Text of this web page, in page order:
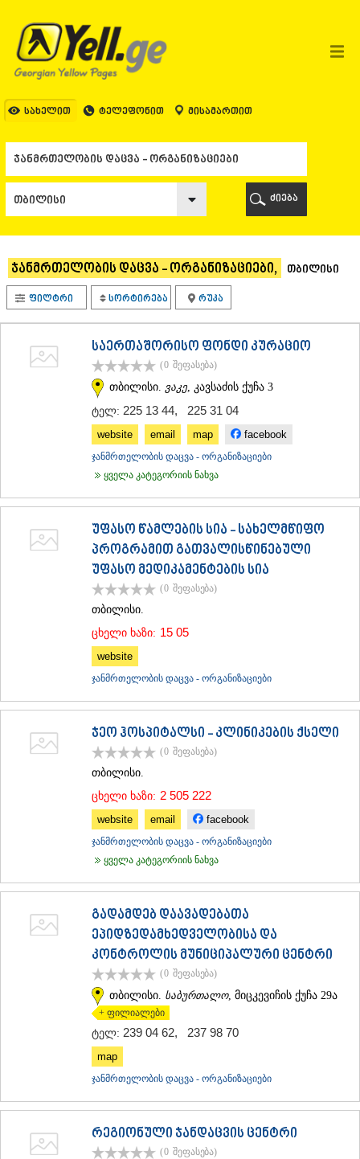
სახელით ტელეფონით მისამართით
ᲗᲑᲘᲚᲘᲡᲘ
ᲗᲑᲘᲚᲘᲡᲘ
ᲐᲤᲮᲐᲖᲔᲗᲘ
ᲒᲐᲚᲘ
ᲑᲐᲗᲣᲛᲘ
ᲥᲝᲑᲣᲚᲔᲗᲘ
ᲨᲣᲐᲮᲔᲕᲘ
ᲩᲐᲥᲕᲘ
ᲝᲖᲣᲠᲒᲔᲗᲘ
ᲩᲝᲮᲐᲢᲐᲣᲠᲘ
ᲣᲠᲔᲙᲘ
ᲘᲛᲔᲠᲔᲗᲘ
ᲑᲐᲦᲓᲐᲗᲘ
ᲖᲔᲡᲢᲐᲤᲝᲜᲘ
ᲮᲝᲜᲘ
ᲐᲮᲛᲔᲢᲐ
ᲒᲣᲠᲯᲐᲐᲜᲘ
ᲓᲔᲓᲝᲤᲚᲘᲡᲬᲧᲐᲠᲝ
ᲛᲪᲮᲔᲗᲐ–ᲛᲗᲘᲐᲜᲔᲗᲘ
ᲓᲣᲨᲔᲗᲘ
ᲛᲪᲮᲔᲗᲐ
ᲡᲢᲔᲤᲐᲜᲬᲛᲘᲜᲓᲐ (ᲧᲐᲖᲑᲔᲒᲘ)
ᲠᲐᲭᲐ-ᲚᲔᲩᲮᲣᲛᲘ/ᲥᲕᲔᲛᲝ ᲡᲕᲐᲜᲔᲗᲘ
ᲐᲛᲑᲠᲝᲚᲐᲣᲠᲘ
ᲡᲐᲛᲔᲒᲠᲔᲚᲝ/ᲖᲔᲛᲝ ᲡᲕᲐᲜᲔᲗᲘ
ᲖᲣᲒᲓᲘᲓᲘ
ᲛᲐᲠᲢᲕᲘᲚᲘ
ᲡᲐᲛᲪᲮᲔ–ᲯᲐᲕᲐᲮᲔᲗᲘ
ᲐᲡᲞᲘᲜᲫᲐ
ᲐᲮᲐᲚᲥᲐᲚᲐᲥᲘ
ᲐᲮᲐᲚᲪᲘᲮᲔ
ძიება
ჯანმრთელობის დაცვა - ორგანიზაციები, თბილისი
ფილტრი სორტირება რუკა
საერთაშორისო ფონდი კურაციო
(0 შეფასება)
თბილისი. ვაკე , კავსაძის ქუჩა 3
ტელ: 225 13 44, 225 31 04
website email map facebook
ჯანმრთელობის დაცვა - ორგანიზაციები
ყველა კატეგორიის ნახვა
უფასო წამლების სია - სახელმწიფო
პროგრამით გათვალისწინებული
უფასო მედიკამენტების სია
(0 შეფასება)
თბილისი.
ცხელი ხაზი: 15 05
website
ჯანმრთელობის დაცვა - ორგანიზაციები
ჯეო ჰოსპიტალსი - კლინიკების ქსელი
(0 შეფასება)
თბილისი.
ცხელი ხაზი: 2 505 222
website email facebook
ჯანმრთელობის დაცვა - ორგანიზაციები
ყველა კატეგორიის ნახვა
გადამდებ დაავადებათა
ეპიდზედამხედველობისა და
კონტროლის მუნიციპალური ცენტრი
(0 შეფასება)
თბილისი. საბურთალო, მიცკევიჩის ქუჩა 29ა
+ ფილიალები
ტელ: 239 04 62, 237 98 70
map
ჯანმრთელობის დაცვა - ორგანიზაციები
რეგიონული ჯანდაცვის ცენტრი
(0 შეფასება)